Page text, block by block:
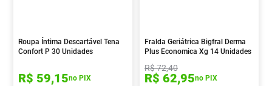
Roupa Íntima Descartável Tena
Confort P 30 Unidades
R$ 59,15no PIX
Fralda Geriátrica Bigfral Derma
Plus Economica Xg 14 Unidades
R$72,40
R$ 62,95no PIX